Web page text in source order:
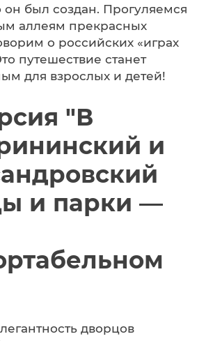
он был создан. Прогуляемся
аллеям прекрасных
о российских «играх
путешествие станет
для взрослых и детей!
"В
и
и парки —
дворцов